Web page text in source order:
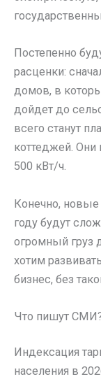
Постепенно
расценки:
домов, в
дойдет до
всего станут
коттеджей.
500 кВт/ч.
Конечно,
году будут
огромный груз
хотим
бизнес, без
Что пишут
Индексация
населения в